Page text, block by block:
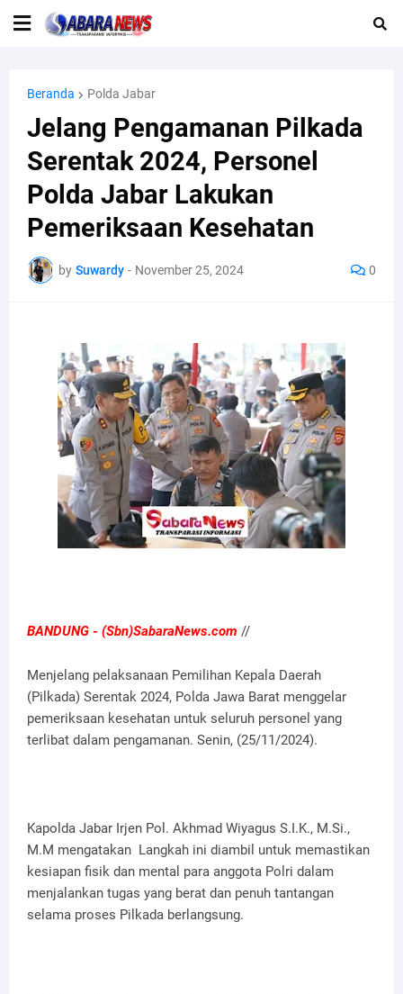
Beranda Polda Jabar
Jelang Pengamanan Pilkada
Serentak 2024, Personel
Polda Jabar Lakukan
Pemeriksaan Kesehatan
by Suwardy - November 25, 2024 0
BANDUNG - (Sbn)SabaraNews.com //
Menjelang pelaksanaan Pemilihan Kepala Daerah
(Pilkada) Serentak 2024, Polda Jawa Barat menggelar
pemeriksaan kesehatan untuk seluruh personel yang
terlibat dalam pengamanan. Senin, (25/11/2024).
Kapolda Jabar Irjen Pol. Akhmad Wiyagus S.I.K., M.Si.,
M.M mengatakan Langkah ini diambil untuk memastikan
kesiapan fisik dan mental para anggota Polri dalam
menjalankan tugas yang berat dan penuh tantangan
selama proses Pilkada berlangsung.